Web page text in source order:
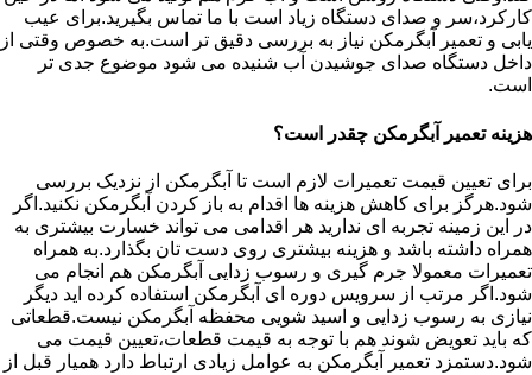
کارکرد،سر و صدای دستگاه زیاد است با ما تماس بگیرید.برای عیب
یابی و تعمیر آبگرمکن نیاز به بررسی دقیق تر است.به خصوص وقتی از
داخل دستگاه صدای جوشیدن آب شنیده می شود موضوع جدی تر
است.
هزینه تعمیر آبگرمکن چقدر است؟
برای تعیین قیمت تعمیرات لازم است تا آبگرمکن از نزدیک بررسی
شود.هرگز برای کاهش هزینه ها اقدام به باز کردن آبگرمکن نکنید.اگر
در این زمینه تجربه ای ندارید هر اقدامی می تواند خسارت بیشتری به
همراه داشته باشد و هزینه بیشتری روی دست تان بگذارد.به همراه
تعمیرات معمولا جرم گیری و رسوب زدایی آبگرمکن هم انجام می
شود.اگر مرتب از سرویس دوره ای آبگرمکن استفاده کرده اید دیگر
نیازی به رسوب زدایی و اسید شویی محفظه آبگرمکن نیست.قطعاتی
که باید تعویض شوند هم با توجه به قیمت قطعات،تعیین قیمت می
شود.دستمزد تعمیر آبگرمکن به عوامل زیادی ارتباط دارد همیار قبل از